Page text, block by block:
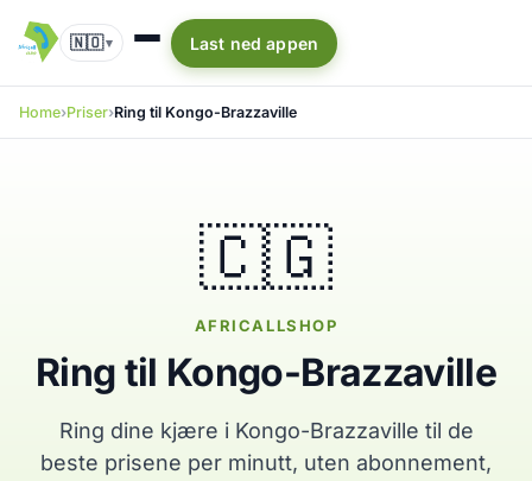
🇳🇴▾ Last ned appen
Home Priser Ring til Kongo-Brazzaville
🇨🇬
AFRICALLSHOP
Ring til Kongo-Brazzaville
Ring dine kjære i Kongo-Brazzaville til de
beste prisene per minutt, uten abonnement,